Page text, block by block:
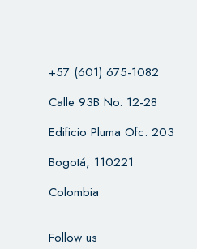
+57 (601) 675-1082
Calle 93B No. 12-28
Edificio Pluma Ofc. 203
Bogotá, 110221
Colombia
Follow us